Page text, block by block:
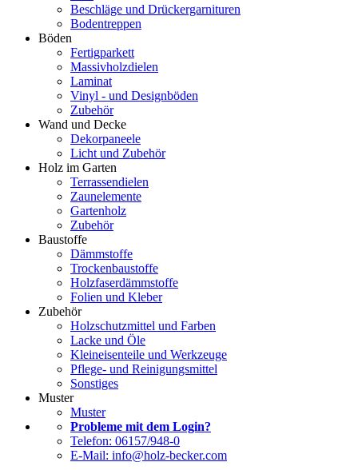
Beschläge und Drückergarnituren
Bodentreppen
Böden
Fertigparkett
Massivholzdielen
Laminat
Vinyl - und Designböden
Zubehör
Wand und Decke
Dekorpaneele
Licht und Zubehör
Holz im Garten
Terrassendielen
Zaunelemente
Gartenholz
Zubehör
Baustoffe
Dämmstoffe
Trockenbaustoffe
Holzfaserdämmstoffe
Folien und Kleber
Zubehör
Holzschutzmittel und Farben
Lacke und Öle
Kleineisenteile und Werkzeuge
Pflege- und Reinigungsmittel
Sonstiges
Muster
Muster
Probleme mit dem Login?
Telefon: 06157/948-0
E-Mail: info@holz-becker.com